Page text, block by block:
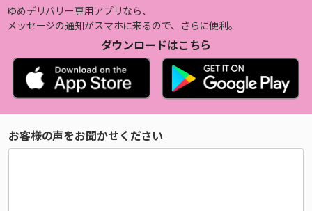
ゆめデリバリー専用アプリなら、
メッセージの通知がスマホに来るので、さらに便利。
ダウンロードはこちら
お客様の声をお聞かせください